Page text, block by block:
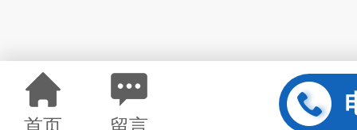
首页 留言